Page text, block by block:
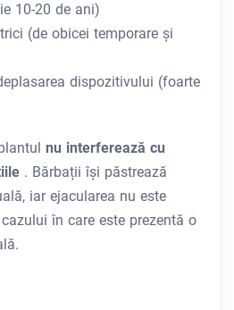
10-20 de ani)
(de obicei temporare și
dispozitivului (foarte
nu interferează cu
. Bărbații își păstrează
iar ejacularea nu este
în care este prezentă o